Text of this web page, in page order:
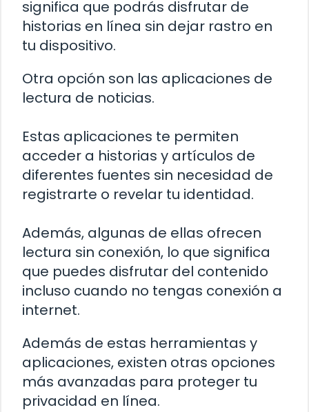
significa que podrás disfrutar de
historias en línea sin dejar rastro en
tu dispositivo.
Otra opción son las aplicaciones de
lectura de noticias.
Estas aplicaciones te permiten
acceder a historias y artículos de
diferentes fuentes sin necesidad de
registrarte o revelar tu identidad.
Además, algunas de ellas ofrecen
lectura sin conexión, lo que significa
que puedes disfrutar del contenido
incluso cuando no tengas conexión a
internet.
Además de estas herramientas y
aplicaciones, existen otras opciones
más avanzadas para proteger tu
privacidad en línea.